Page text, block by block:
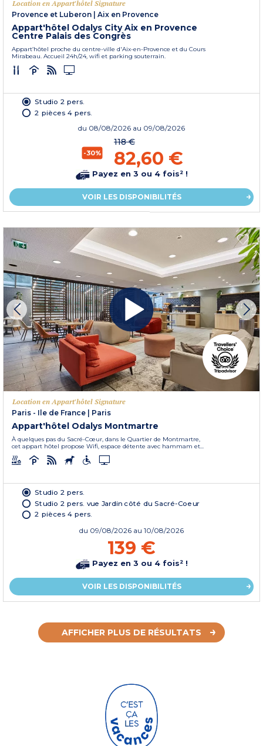
Location en Appart'hôtel Signature
Provence et Luberon | Aix en Provence
Appart'hôtel Odalys City Aix en Provence
Centre Palais des Congrès
Appart’hôtel proche du centre-ville d'Aix-en-Provence et du Cours
Mirabeau. Accueil 24h/24, wifi et parking souterrain.
Studio 2 pers.
2 pièces 4 pers.
du 08/08/2026 au 09/08/2026
-30%
118 €
82,60 €
Payez en 3 ou 4 fois² !
VOIR LES DISPONIBILITÉS
Location en Appart'hôtel Signature
Paris - Ile de France | Paris
Appart'hôtel Odalys Montmartre
À quelques pas du Sacré-Cœur, dans le Quartier de Montmartre,
cet appart hôtel propose Wifi, espace détente avec hammam et...
Studio 2 pers.
Studio 2 pers. vue Jardin côté du Sacré-Coeur
2 pièces 4 pers.
du 09/08/2026 au 10/08/2026
139 €
Payez en 3 ou 4 fois² !
VOIR LES DISPONIBILITÉS
AFFICHER PLUS DE RÉSULTATS